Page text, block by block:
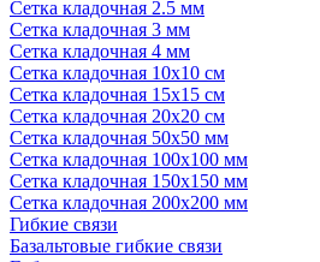
Сетка кладочная 2.5 мм
Сетка кладочная 3 мм
Сетка кладочная 4 мм
Сетка кладочная 10x10 см
Сетка кладочная 15x15 см
Сетка кладочная 20x20 см
Сетка кладочная 50x50 мм
Сетка кладочная 100x100 мм
Сетка кладочная 150x150 мм
Сетка кладочная 200x200 мм
Гибкие связи
Базальтовые гибкие связи